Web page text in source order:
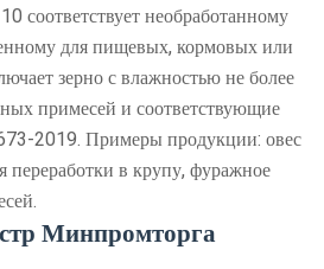
необработанному
для пищевых, кормовых или
зерно с влажностью не более
примесей и соответствующие
2019. Примеры продукции: овес
переработки в крупу, фуражное
Минпромторга